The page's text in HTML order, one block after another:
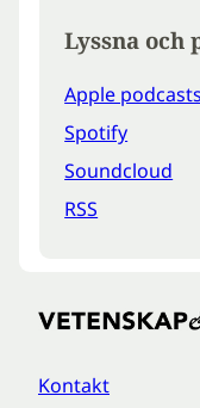
Lyssna
Apple podcasts
Spotify
Soundcloud
RSS
Kontakt